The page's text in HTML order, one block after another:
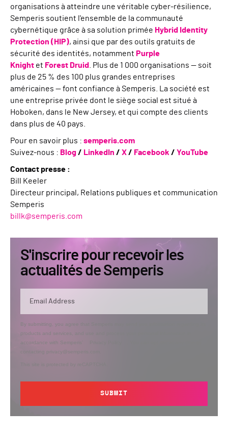
organisations à atteindre une véritable cyber-résilience,
Semperis soutient l'ensemble de la communauté
cybernétique grâce à sa solution primée Hybrid Identity
Protection (HIP), ainsi que par des outils gratuits de
sécurité des identités, notamment Purple
Knight et Forest Druid
. Plus de 1 000 organisations — soit
plus de 25 % des 100 plus grandes entreprises
américaines — font confiance à Semperis. La société est
une entreprise privée dont le siège social est situé à
Hoboken, dans le New Jersey, et qui compte des clients
dans plus de 40 pays.
Pour en savoir plus : semperis.com
Suivez-nous : Blog/ LinkedIn / X/ Facebook / YouTube
Contact presse :
Bill Keeler
Directeur principal, Relations publiques et communication
Semperis
billk@semperis.com
S'inscrire pour recevoir les
actualités de Semperis
By submitting, you agree that Semperis may send you information regarding its
products and services, and use and process your personal information in
accordance with Semperis’
contacting privacy@semperis.com.
This site is protected by reCAPTCHA.
SUBMIT